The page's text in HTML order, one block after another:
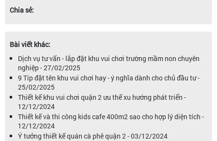
Chia sẻ:
Bài viết khác:
Dịch vụ tư vấn - lắp đặt khu vui chơi trường mầm non chuyên
nghiệp - 27/02/2025
9 Tip đặt tên khu vui chơi hay - ý nghĩa dành cho chủ đầu tư -
25/02/2025
Thiết kế khu vui chơi quận 2 ưu thế xu hướng phát triển -
12/12/2024
Thiết kế và thi công kids cafe 400m2 sao cho hợp lý diện tích -
12/12/2024
Ý tưởng thiết kế quán cà phê quận 2 - 03/12/2024